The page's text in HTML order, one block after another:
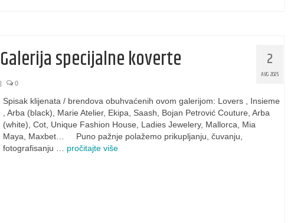
2
AVG 2025
Galerija specijalne koverte
| 0
Spisak klijenata / brendova obuhvaćenih ovom galerijom: Lovers , Insieme
, Arba (black), Marie Atelier, Ekipa, Saash, Bojan Petrović Couture, Arba
(white), Cot, Unique Fashion House, Ladies Jewelery, Mallorca, Mia
Maya, Maxbet… Puno pažnje polažemo prikupljanju, čuvanju,
fotografisanju … pročitajte više